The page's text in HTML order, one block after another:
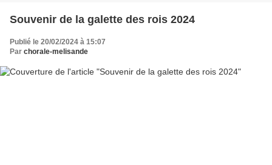
Souvenir de la galette des rois 2024
Publié le 20/02/2024 à 15:07
Par chorale-melisande